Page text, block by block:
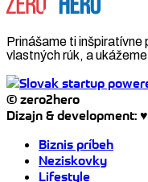
Prinášame ti inšpiratívne
vlastných rúk, a
© zero2hero
Dizajn & development: ♥
Biznis príbeh
Neziskovky
Lifestyle